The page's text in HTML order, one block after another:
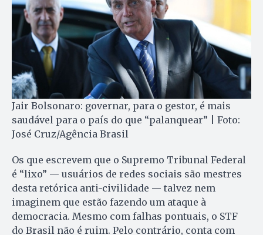
Jair Bolsonaro: governar, para o gestor, é mais
saudável para o país do que “palanquear” | Foto:
José Cruz/Agência Brasil
Os que escrevem que o Supremo Tribunal Federal
é “lixo” — usuários de redes sociais são mestres
desta retórica anti-civilidade — talvez nem
imaginem que estão fazendo um ataque à
democracia. Mesmo com falhas pontuais, o STF
do Brasil não é ruim. Pelo contrário, conta com